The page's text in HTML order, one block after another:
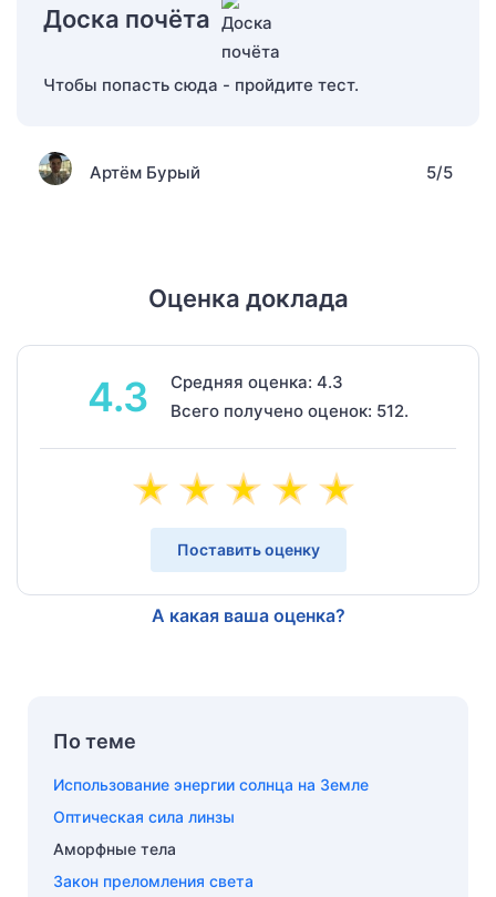
Доска почёта
Чтобы попасть сюда - пройдите тест.
Артём Бурый 5/5
Оценка доклада
4.3
Средняя оценка: 4.3
Всего получено оценок: 512.
Поставить оценку
А какая ваша оценка?
По теме
Использование энергии солнца на Земле
Оптическая сила линзы
Аморфные тела
Закон преломления света